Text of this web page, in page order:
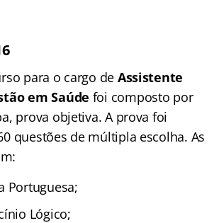
para o cargo de Assistente
em Saúde foi composto por
prova objetiva. A prova foi
questões de múltipla escolha. As
Portuguesa;
Lógico;